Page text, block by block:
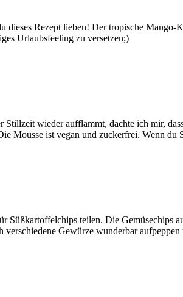
dieses Rezept lieben! Der tropische
Urlaubsfeeling zu versetzen;)
Stillzeit wieder aufflammt, dachte ich mir,
Mousse ist vegan und zuckerfrei. Wenn
Süßkartoffelchips teilen. Die Gemüsechips
verschiedene Gewürze wunderbar